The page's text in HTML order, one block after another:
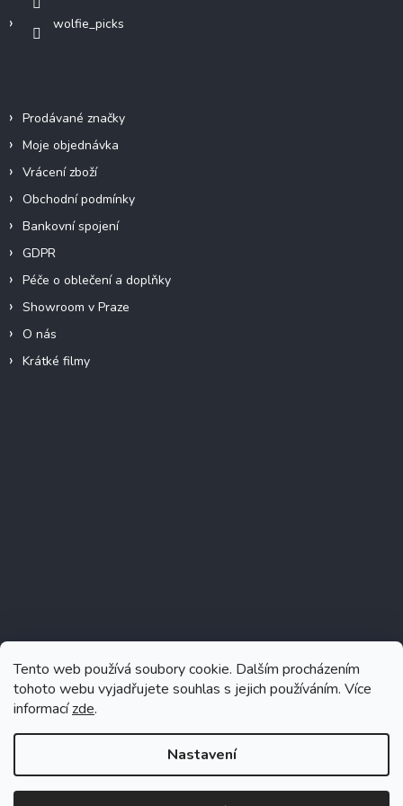
Tento web používá soubory cookie. Dalším procházením
tohoto webu vyjadřujete souhlas s jejich používáním. Více
informacízde.
Nastavení
wolfie_picks
Prodávané značky
Moje objednávka
Vrácení zboží
Obchodní podmínky
Bankovní spojení
GDPR
Péče o oblečení a doplňky
Showroom v Praze
O nás
Krátké filmy
Sledovat na Instagramu